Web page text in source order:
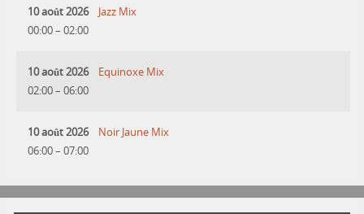
10 août 2026
00:00– 02:00
Jazz Mix
10 août 2026
02:00– 06:00
Equinoxe Mix
10 août 2026
06:00– 07:00
Noir Jaune Mix